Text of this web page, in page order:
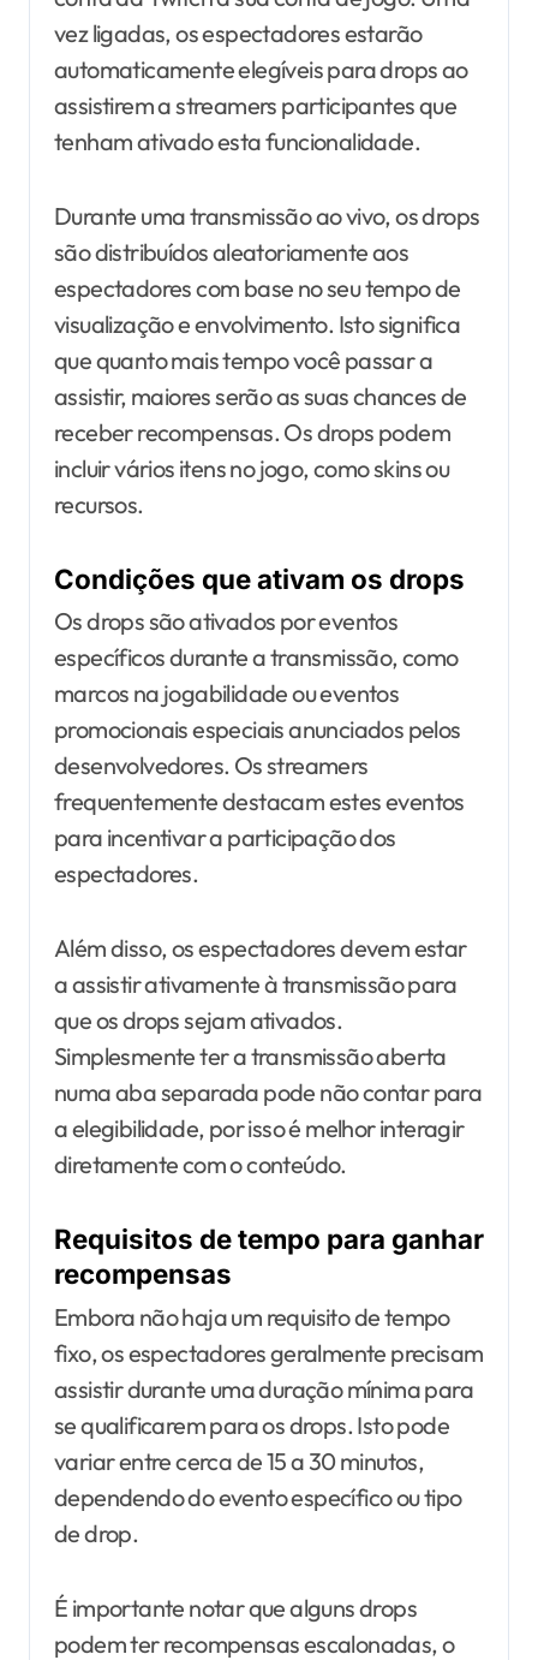
vez ligadas, os espectadores estarão
automaticamente elegíveis para drops ao
assistirem a streamers participantes que
tenham ativado esta funcionalidade.
Durante uma transmissão ao vivo, os drops
são distribuídos aleatoriamente aos
espectadores com base no seu tempo de
visualização e envolvimento. Isto significa
que quanto mais tempo você passar a
assistir, maiores serão as suas chances de
receber recompensas. Os drops podem
incluir vários itens no jogo, como skins ou
recursos.
Condições que ativam os drops
Os drops são ativados por eventos
específicos durante a transmissão, como
marcos na jogabilidade ou eventos
promocionais especiais anunciados pelos
desenvolvedores. Os streamers
frequentemente destacam estes eventos
para incentivar a participação dos
espectadores.
Além disso, os espectadores devem estar
a assistir ativamente à transmissão para
que os drops sejam ativados.
Simplesmente ter a transmissão aberta
numa aba separada pode não contar para
a elegibilidade, por isso é melhor interagir
diretamente com o conteúdo.
Requisitos de tempo para ganhar
recompensas
Embora não haja um requisito de tempo
fixo, os espectadores geralmente precisam
assistir durante uma duração mínima para
se qualificarem para os drops. Isto pode
variar entre cerca de 15 a 30 minutos,
dependendo do evento específico ou tipo
de drop.
É importante notar que alguns drops
podem ter recompensas escalonadas, o